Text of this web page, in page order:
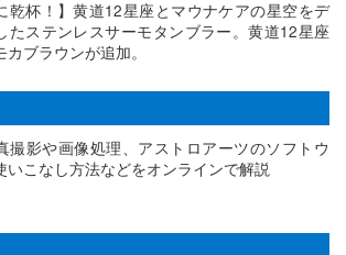
乾杯！】黄道12星座とマウナケアの星空をデ
たステンレスサーモタンブラー。黄道12星座
カブラウンが追加。
撮影や画像処理、アストロアーツのソフトウ
いこなし方法などをオンラインで解説